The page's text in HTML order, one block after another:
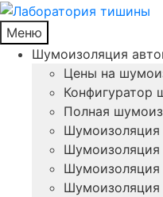
Меню
Шумоизоляция
Цены на
Конфигуратор
Полная
Шумоизоляция
Шумоизоляция
Шумоизоляция
Шумоизоляция